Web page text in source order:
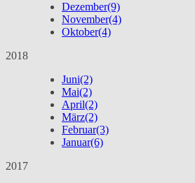
Dezember(9)
November(4)
Oktober(4)
2018
Juni(2)
Mai(2)
April(2)
März(2)
Februar(3)
Januar(6)
2017